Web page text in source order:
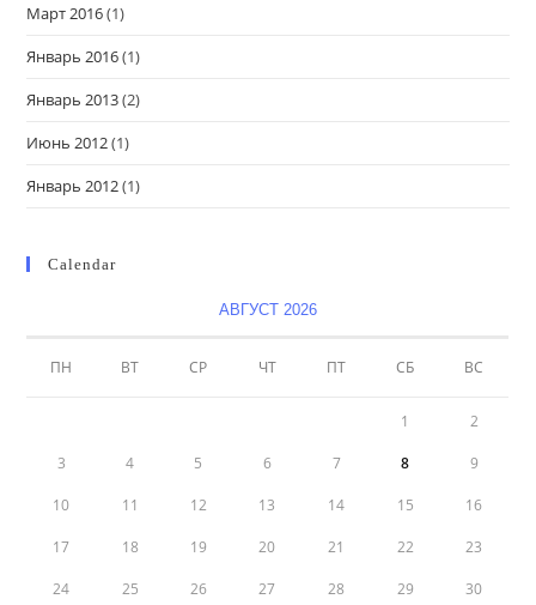
Март 2016(1)
Январь 2016(1)
Январь 2013(2)
Июнь 2012(1)
Январь 2012(1)
Calendar
АВГУСТ 2026
ПН ВТ СР ЧТ ПТ СБ ВС
1 2
3 4 5 6 7 8 9
10 11 12 13 14 15 16
17 18 19 20 21 22 23
24 25 26 27 28 29 30